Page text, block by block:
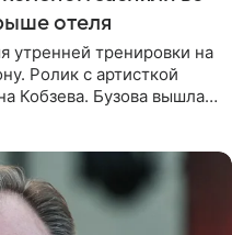
отеля
утренней тренировки на
Ролик с артисткой
Кобзева. Бузова вышла